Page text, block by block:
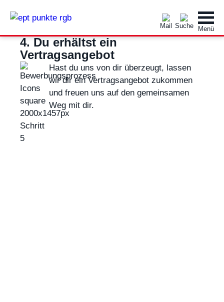
4. Du erhältst ein
Vertragsangebot
Hast du uns von dir überzeugt, lassen
wir dir ein Vertragsangebot zukommen
und freuen uns auf den gemeinsamen
Weg mit dir.